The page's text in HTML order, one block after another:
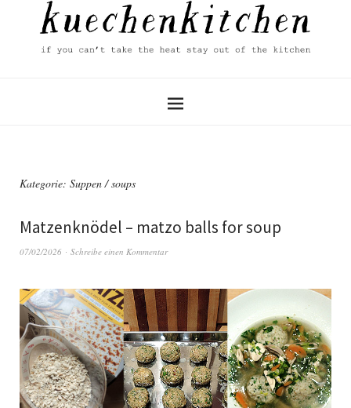
Kategorie: Suppen / soups
Matzenknödel – matzo balls for soup
07/02/2026 Schreibe einen Kommentar